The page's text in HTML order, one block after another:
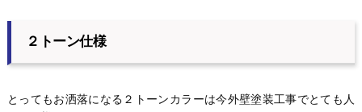
２トーン仕様
とってもお洒落になる２トーンカラーは今外壁塗装工事でとても人